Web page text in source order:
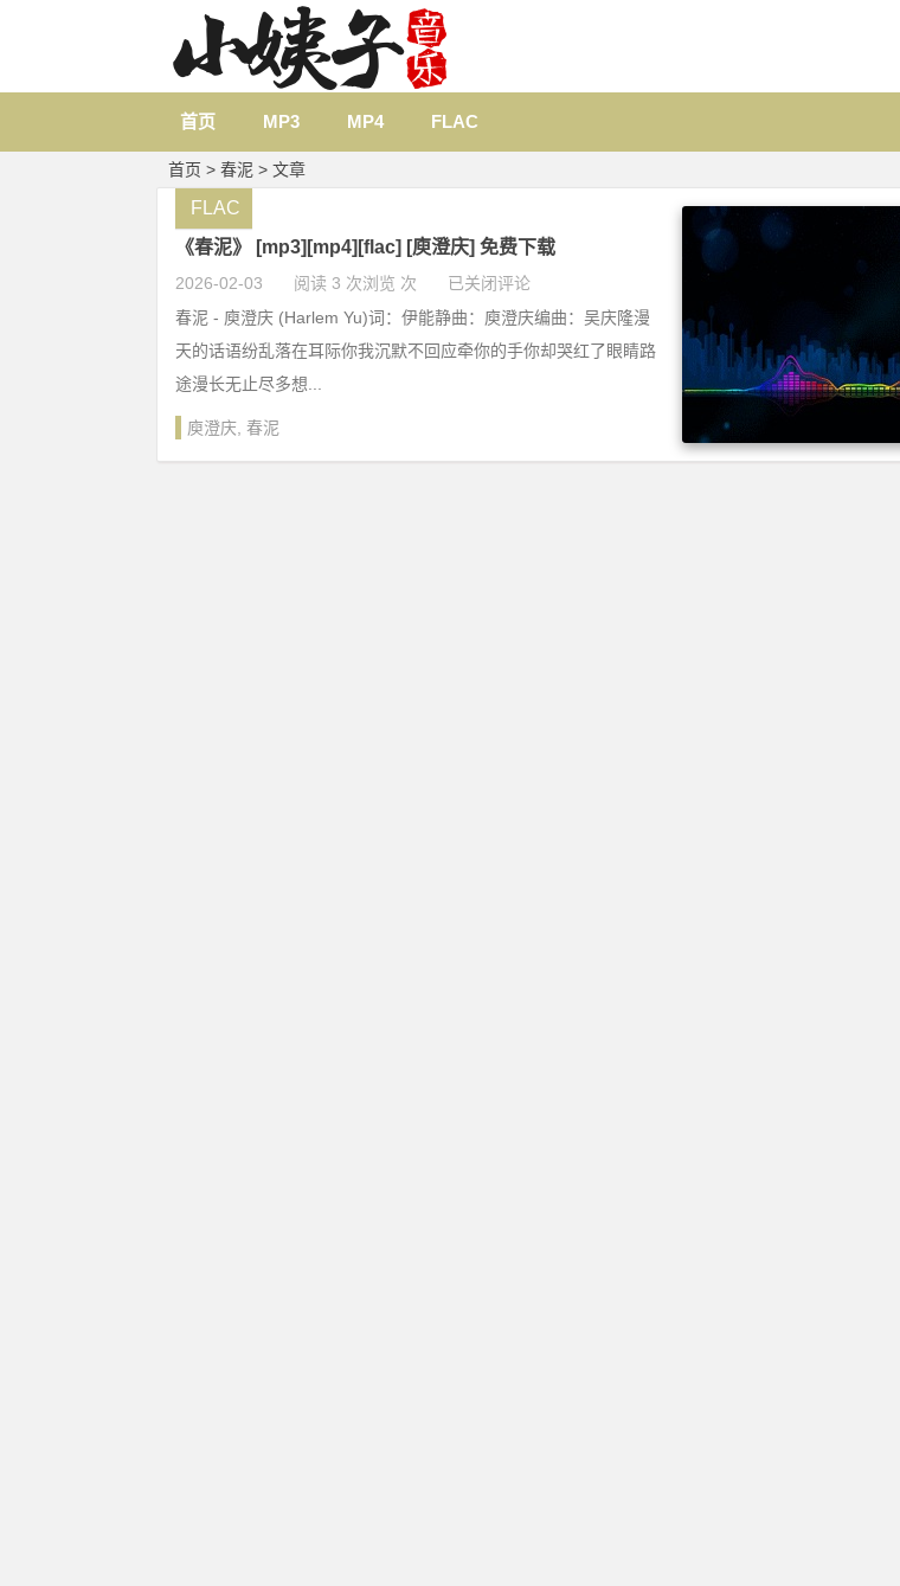
首页 MP3 MP4 FLAC
首页 > 春泥 > 文章
《春泥》 [mp3][mp4][flac] [庾澄庆] 免费下载
2026-02-03 阅读 3 次浏览 次 已关闭评论
FLAC
春泥 - 庾澄庆 (Harlem Yu)词：伊能静曲：庾澄庆编曲：吴庆隆漫
天的话语纷乱落在耳际你我沉默不回应牵你的手你却哭红了眼睛路
途漫长无止尽多想...
庾澄庆 春泥